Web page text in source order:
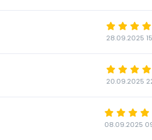
28.09.2025
20.09.2025
08.09.2025